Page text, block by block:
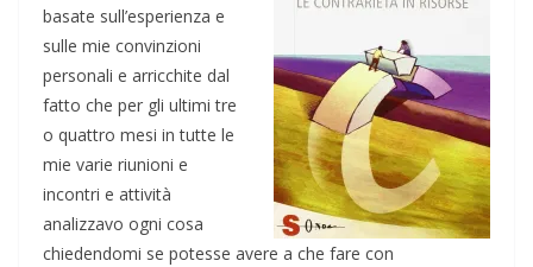
basate sull’esperienza e
sulle mie convinzioni
personali e arricchite dal
fatto che per gli ultimi tre
o quattro mesi in tutte le
mie varie riunioni e
incontri e attività
analizzavo ogni cosa
chiedendomi se potesse avere a che fare con